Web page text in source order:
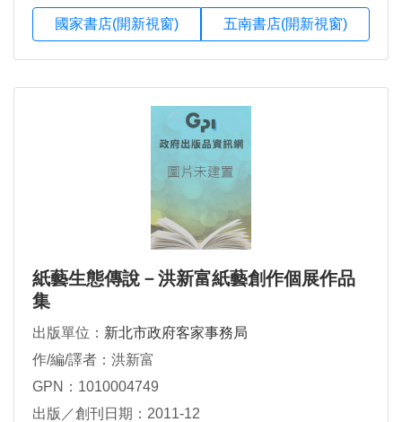
國家書店(開新視窗) 五南書店(開新視窗)
紙藝生態傳說－洪新富紙藝創作個展作品
集
出版單位： 新北市政府客家事務局
作/編/譯者：洪新富
GPN：1010004749
出版／創刊日期：2011-12